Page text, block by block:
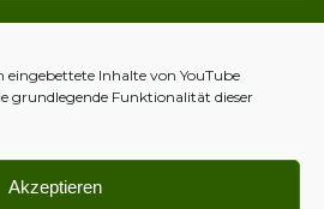
eingebettete Inhalte von YouTube
grundlegende Funktionalität dieser
Akzeptieren